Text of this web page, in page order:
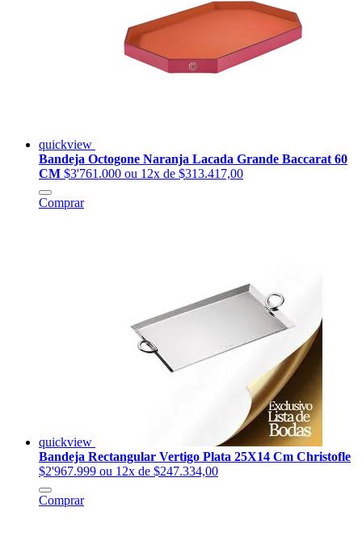
quickview
Bandeja Octogone Naranja Lacada Grande Baccarat 60
CM $3'761.000 ou 12x de $313.417,00
Comprar
quickview
Bandeja Rectangular Vertigo Plata 25X14 Cm Christofle
$2'967.999 ou 12x de $247.334,00
Comprar